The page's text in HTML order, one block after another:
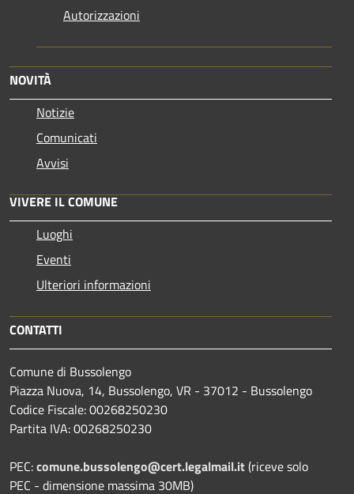
Autorizzazioni
NOVITÀ
Notizie
Comunicati
Avvisi
VIVERE IL COMUNE
Luoghi
Eventi
Ulteriori informazioni
CONTATTI
Comune di Bussolengo
Piazza Nuova, 14, Bussolengo, VR - 37012 - Bussolengo
Codice Fiscale: 00268250230
Partita IVA: 00268250230
PEC:comune.bussolengo@cert.legalmail.it(riceve solo
PEC - dimensione massima 30MB)